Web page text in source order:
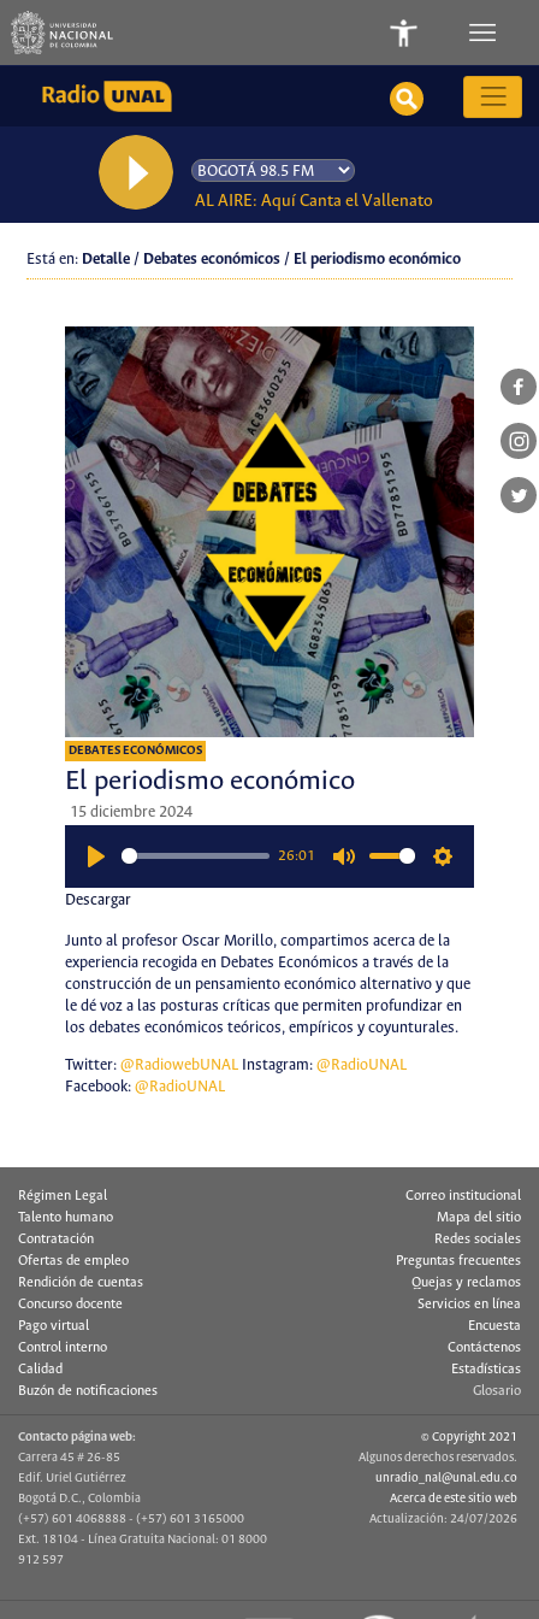
AL AIRE: Aquí Canta el Vallenato
Está en: Detalle / Debates económicos / El periodismo económico
DEBATES ECONÓMICOS
El periodismo económico
15 diciembre 2024
26:01
Descargar
Junto al profesor Oscar Morillo, compartimos acerca de la
experiencia recogida en Debates Económicos a través de la
construcción de un pensamiento económico alternativo y que
le dé voz a las posturas críticas que permiten profundizar en
los debates económicos teóricos, empíricos y coyunturales.
Twitter: @RadiowebUNALInstagram: @RadioUNAL
Facebook: @RadioUNAL
Régimen Legal
Talento humano
Contratación
Ofertas de empleo
Rendición de cuentas
Concurso docente
Pago virtual
Control interno
Calidad
Buzón de notificaciones
Correo institucional
Mapa del sitio
Redes sociales
Preguntas frecuentes
Quejas y reclamos
Servicios en línea
Encuesta
Contáctenos
Estadísticas
Glosario
Contacto página web:
Carrera 45 # 26-85
Edif. Uriel Gutiérrez
Bogotá D.C., Colombia
(+57) 601 4068888 - (+57) 601 3165000
Ext. 18104 - Línea Gratuita Nacional: 01 8000
912 597
© Copyright 2021
Algunos derechos reservados.
unradio_nal@unal.edu.co
Acerca de este sitio web
Actualización: 24/07/2026